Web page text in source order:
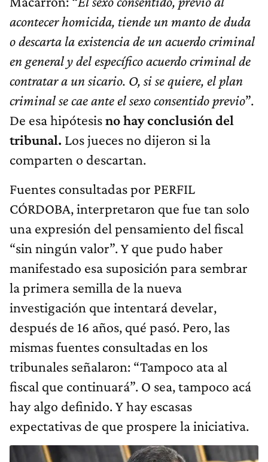
acontecer homicida, tiende un manto de duda
o descarta la existencia de un acuerdo criminal
en general y del específico acuerdo criminal de
contratar a un sicario. O, si se quiere, el plan
criminal se cae ante el sexo consentido previo”.
De esa hipótesisno hay conclusión del
tribunal. Los jueces no dijeron si la
comparten o descartan.
Fuentes consultadas por PERFIL
CÓRDOBA, interpretaron que fue tan solo
una expresión del pensamiento del fiscal
“sin ningún valor”. Y que pudo haber
manifestado esa suposición para sembrar
la primera semilla de la nueva
investigación que intentará develar,
después de 16 años, qué pasó. Pero, las
mismas fuentes consultadas en los
tribunales señalaron: “Tampoco ata al
fiscal que continuará”. O sea, tampoco acá
hay algo definido. Y hay escasas
expectativas de que prospere la iniciativa.